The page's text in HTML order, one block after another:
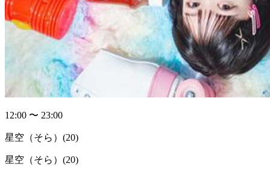
12:00 〜 23:00
星空（そら） (20)
星空（そら）(20)